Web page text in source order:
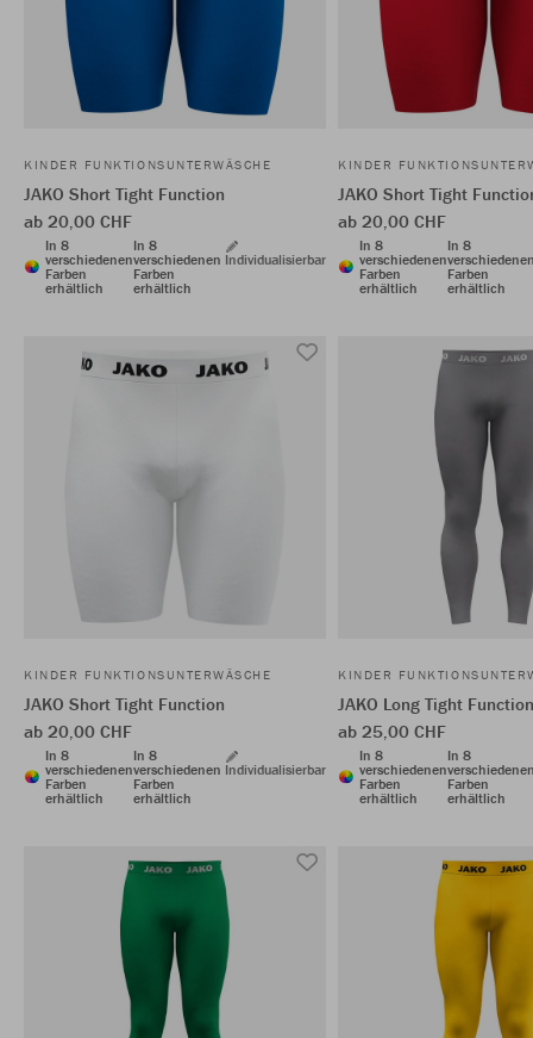
KINDER FUNKTIONSUNTERWÄSCHE
JAKO Short Tight Function
ab 20,00 CHF
In 8
verschiedenen
Farben
erhältlich
In 8
verschiedenen
Farben
erhältlich
Individualisierbar
KINDER
JAKO Short Tight
ab 20,00 CHF
In 8
verschiedenen
Farben
erhältlich
In 8
Farben
erhältlich
KINDER FUNKTIONSUNTERWÄSCHE
JAKO Short Tight Function
ab 20,00 CHF
In 8
verschiedenen
Farben
erhältlich
In 8
verschiedenen
Farben
erhältlich
Individualisierbar
KINDER
JAKO Long Tight Function
ab 25,00 CHF
In 8
verschiedenen
Farben
erhältlich
In 8
Farben
erhältlich